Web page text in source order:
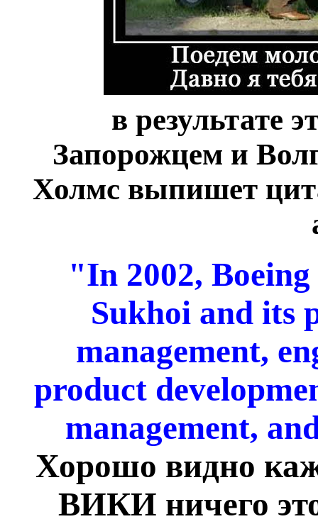
в результате
Запорожцем и
Холмс выпишет
"In 2002, Boeing
Sukhoi and its
management,
product
management,
Хорошо видно
ВИКИ ничего